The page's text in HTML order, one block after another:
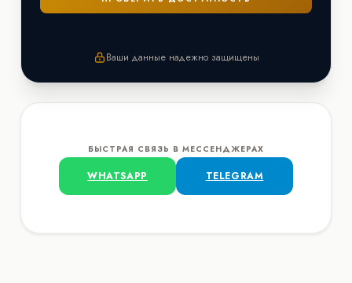
Ваши данные надежно защищены
БЫСТРАЯ СВЯЗЬ В МЕССЕНДЖЕРАХ
WHATSAPP TELEGRAM